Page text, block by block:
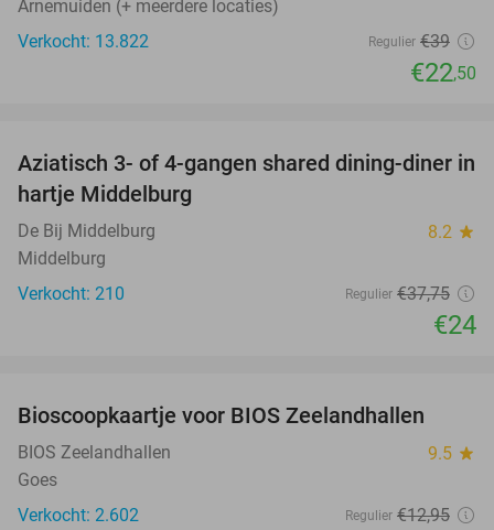
Arnemuiden (+ meerdere locaties)
Verkocht: 13.822
Regulier €39
€22,50
36%
Aziatisch 3- of 4-gangen shared dining-diner in
hartje Middelburg
De Bij Middelburg 8.2 star
Middelburg
Verkocht: 210
Regulier €37,75
€24
Bioscoopkaartje voor BIOS Zeelandhallen
BIOS Zeelandhallen 9.5 star
Goes
Verkocht: 2.602
Regulier €12,95